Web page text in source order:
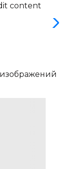
content